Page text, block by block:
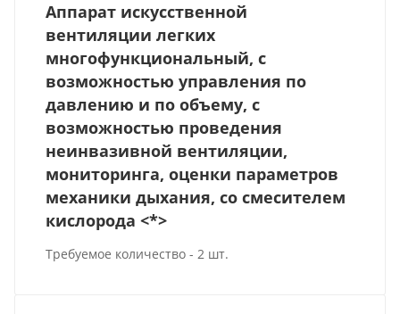
Аппарат искусственной
вентиляции легких
многофункциональный, с
возможностью управления по
давлению и по объему, с
возможностью проведения
неинвазивной вентиляции,
мониторинга, оценки параметров
механики дыхания, со смесителем
кислорода <*>
Требуемое количество - 2 шт.